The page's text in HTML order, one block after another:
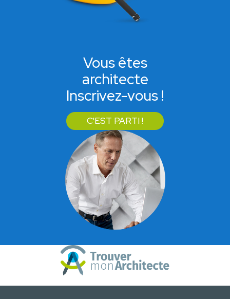
Vous êtes
architecte
Inscrivez-vous !
C'EST PARTI !